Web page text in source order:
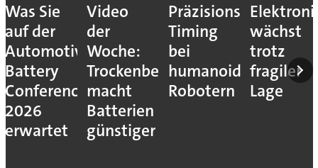
Was Sie
auf der
Automotive
Battery
Conference
2026
erwartet
Video
der
Woche:
Trockenbeschichtung
macht
Batterien
günstiger
Präzisions-
Timing
bei
humanoiden
Robotern
wächst
trotz
fragiler
Lage